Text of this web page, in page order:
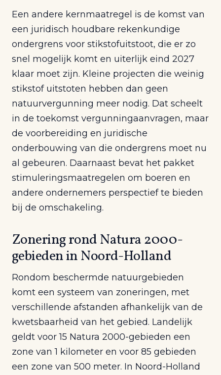
Een andere kernmaatregel is de komst van
een juridisch houdbare rekenkundige
ondergrens voor stikstofuitstoot, die er zo
snel mogelijk komt en uiterlijk eind 2027
klaar moet zijn. Kleine projecten die weinig
stikstof uitstoten hebben dan geen
natuurvergunning meer nodig. Dat scheelt
in de toekomst vergunningaanvragen, maar
de voorbereiding en juridische
onderbouwing van die ondergrens moet nu
al gebeuren. Daarnaast bevat het pakket
stimuleringsmaatregelen om boeren en
andere ondernemers perspectief te bieden
bij de omschakeling.
Zonering rond Natura 2000-
gebieden in Noord-Holland
Rondom beschermde natuurgebieden
komt een systeem van zoneringen, met
verschillende afstanden afhankelijk van de
kwetsbaarheid van het gebied. Landelijk
geldt voor 15 Natura 2000-gebieden een
zone van 1 kilometer en voor 85 gebieden
een zone van 500 meter. In Noord-Holland